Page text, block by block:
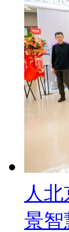
人
景智